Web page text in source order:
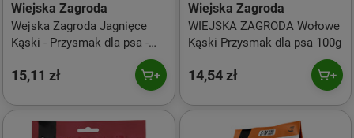
Wiejska Zagroda
Wejska Zagroda Jagnięce
Kąski - Przysmak dla psa -
15,11 zł
Wiejska Zagroda
WIEJSKA ZAGRODA Wołowe
Kąski Przysmak dla psa 100g
14,54 zł